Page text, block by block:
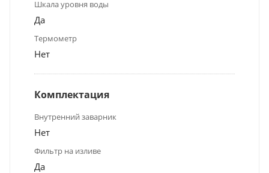
Шкала уровня воды
Да
Термометр
Нет
Комплектация
Внутренний заварник
Нет
Фильтр на изливе
Да